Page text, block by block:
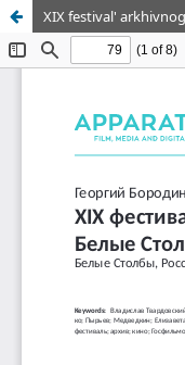
XIX festival'